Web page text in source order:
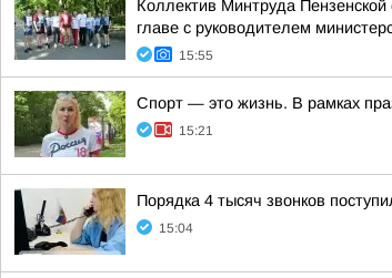
Коллектив Минтруда
главе с руководителем
15:55
Спорт — это жизнь. В рамках
15:21
Порядка 4 тысяч звонков
15:04